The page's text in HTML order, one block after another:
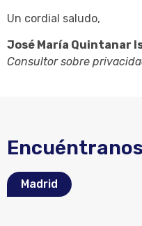
Un cordial saludo,
José María Quintanar
Consultor sobre
Encuéntranos
Madrid